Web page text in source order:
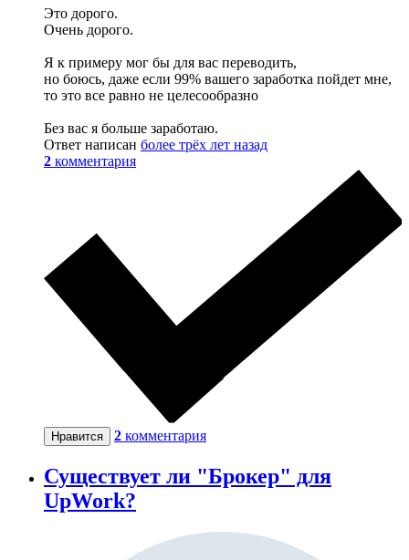
Это дорого.
Очень дорого.
Я к примеру мог бы для вас переводить,
но боюсь, даже если 99% вашего заработка пойдет мне,
то это все равно не целесообразно
Без вас я больше заработаю.
Ответ написан более трёх лет назад
2 комментария
Нравится 2 комментария
Существует ли "Брокер" для
UpWork?